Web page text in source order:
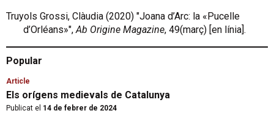
Truyols Grossi, Clàudia (2020) "Joana d’Arc: la «Pucelle
d’Orléans»",Ab Origine Magazine, 49(març) [en línia].
Popular
Article
Els orígens medievals de Catalunya
Publicat el 14 de febrer de 2024